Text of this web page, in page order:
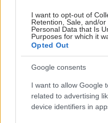
I want to opt-out of
Retention, Sale, and/
Personal Data that Is
Purposes for which it
Opted Out
Google consents
I want to allow Google
related to advertising
device identifiers in
ΔΕΙΤΕ ΕΠΙΣΗΣ